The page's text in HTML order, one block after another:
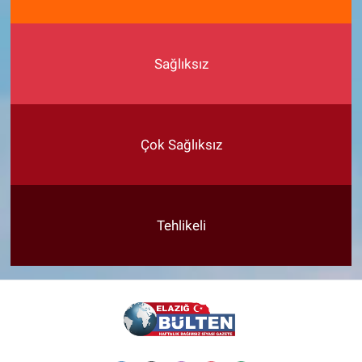
Sağlıksız
Çok Sağlıksız
Tehlikeli